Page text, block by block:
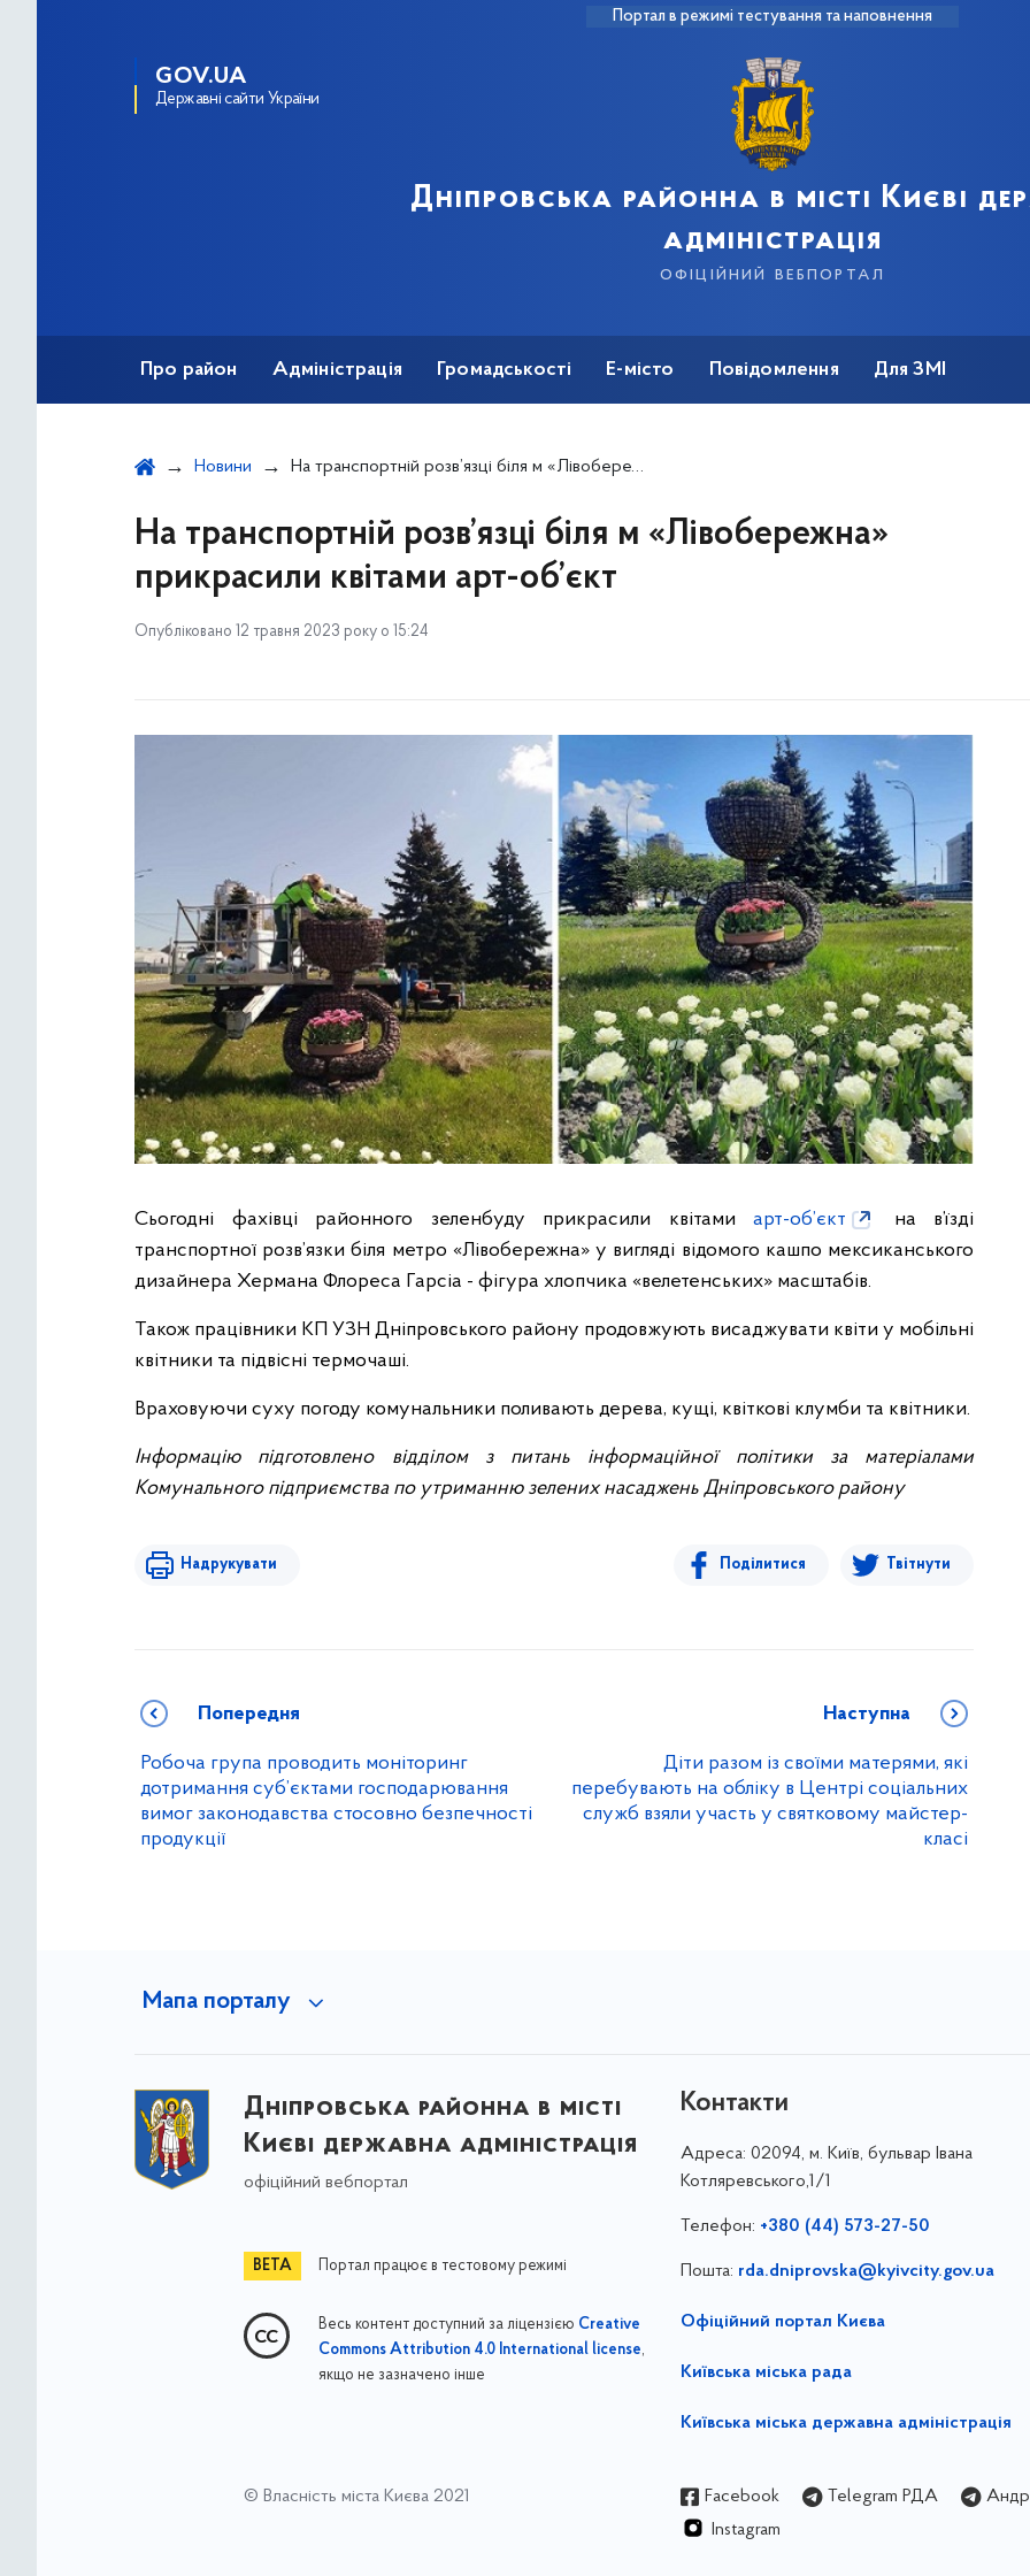
Портал в режимі тестування та наповнення
GOV.UA
Державні сайти України
Дніпровська районна в місті Києві
адміністрація
офіційний вебпортал
Про район Адміністрація Громадськості Е-місто Повідомлення Для ЗМІ
Новини На транспортній розв’язці біля м «Лівобережна» прикрасили квітами арт-об’єкт
На транспортній розв’язці біля м «Лівобережна»
прикрасили квітами арт-об’єкт
Опубліковано 12 травня 2023 року о 15:24
Сьогодні фахівці районного зеленбуду прикрасили квітами арт-об’єкт
на в’їзді
транспортної розв’язки біля метро «Лівобережна» у вигляді відомого кашпо мексиканського
дизайнера Хермана Флореса Гарсіа - фігура хлопчика «велетенських» масштабів.
Також працівники КП УЗН Дніпровського району продовжують висаджувати квіти у мобільні
квітники та підвісні термочаші.
Враховуючи суху погоду комунальники поливають дерева, кущі, квіткові клумби та квітники.
Інформацію підготовлено відділом з питань інформаційної політики за матеріалами
Комунального підприємства по утриманню зелених насаджень Дніпровського району
Надрукувати Поділитися Твітнути
Попередня
Робоча група проводить моніторинг
дотримання суб’єктами господарювання
вимог законодавства стосовно безпечності
продукції
Наступна
Діти разом із своїми матерями, які
перебувають на обліку в Центрі соціальних
служб взяли участь у святковому майстер-
класі
Мапа порталу
Дніпровська районна в місті
Києві державна адміністрація
офіційний вебпортал
Портал працює в тестовому режимі
Весь контент доступний за ліцензією Creative
Commons Attribution 4.0 International license,
якщо не зазначено інше
Контакти
Адреса: 02094, м. Київ, бульвар Івана
Котляревського,1/1
Телефон: +380 (44) 573-27-50
Пошта: rda.dniprovska@kyivcity.gov.ua
Офіційний портал Києва
Київська міська рада
Київська міська державна адміністрація
© Власність міста Києва 2021 Facebook Telegram РДА
Instagram